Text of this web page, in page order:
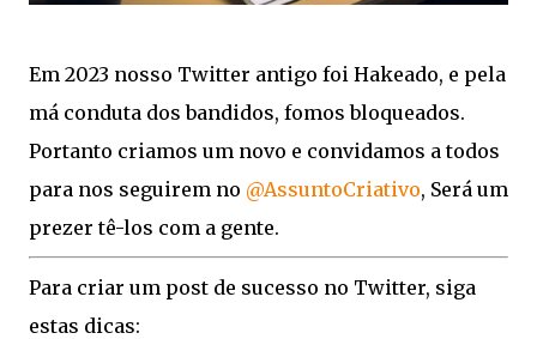
Em 2023 nosso Twitter antigo foi Hakeado, e pela
má conduta dos bandidos, fomos bloqueados.
Portanto criamos um novo e convidamos a todos
para nos seguirem no @AssuntoCriativo, Será um
prezer tê-los com a gente.
Para criar um post de sucesso no Twitter, siga
estas dicas: